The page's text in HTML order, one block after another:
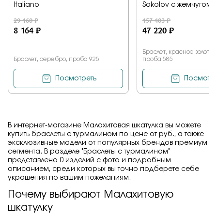
Italiano
29 160 ₽
8 164 ₽
Браслет, серебро, проба 925
Посмотреть
Sokolov с жемчугом
157 403 ₽
47 220 ₽
Браслет, красное золото,
проба 585
В интернет-магазине Малахитовая шкатулка вы можете
купить браслеты с турмалином по цене от руб., а также
эксклюзивные модели от популярных брендов премиум
сегмента. В разделе "Браслеты с турмалином"
представлено 0 изделий с фото и подробным
описанием, среди которых вы точно подберете себе
украшения по вашим пожеланиям.
Почему выбирают Малахитовую
шкатулку